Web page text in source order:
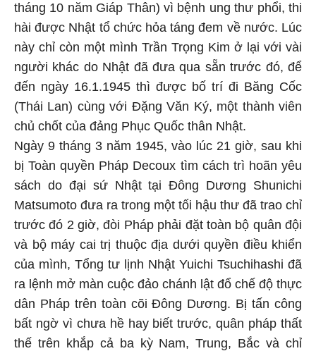
tháng 10 năm Giáp Thân) vì bệnh ung thư phổi, thi
hài được Nhật tổ chức hỏa táng đem về nước. Lúc
này chỉ còn một mình Trần Trọng Kim ở lại với vài
người khác do Nhật đã đưa qua sẵn trước đó, để
đến ngày 16.1.1945 thì được bố trí đi Băng Cốc
(Thái Lan) cùng với Đặng Văn Ký, một thành viên
chủ chốt của đảng Phục Quốc thân Nhật.
Ngày 9 tháng 3 năm 1945, vào lúc 21 giờ, sau khi
bị Toàn quyền Pháp Decoux tìm cách trì hoãn yêu
sách do đại sứ Nhật tại Đông Dương Shunichi
Matsumoto đưa ra trong một tối hậu thư đã trao chỉ
trước đó 2 giờ, đòi Pháp phải đặt toàn bộ quân đội
và bộ máy cai trị thuộc địa dưới quyền điều khiển
của mình, Tổng tư lịnh Nhật Yuichi Tsuchihashi đã
ra lệnh mở màn cuộc đảo chánh lật đổ chế độ thực
dân Pháp trên toàn cõi Đông Dương. Bị tấn công
bất ngờ vì chưa hề hay biết trước, quân pháp thất
thế trên khắp cả ba kỳ Nam, Trung, Bắc và chỉ